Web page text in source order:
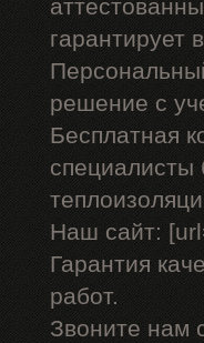
гарантирует
решение с
Бесплатная
специалисты
Наш сайт:
Гарантия
работ.
Звоните нам